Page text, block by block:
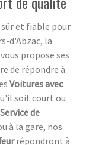
et fiable pour
d'Abzac, la
propose ses
de répondre à
Voitures avec
soit court ou
Service de
à la gare, nos
répondront à